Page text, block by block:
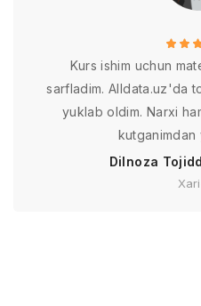
Kurs ishim uchun
sarfladim. Alldata.uz'da
yuklab oldim. Narxi
kutganimdan
Dilnoza